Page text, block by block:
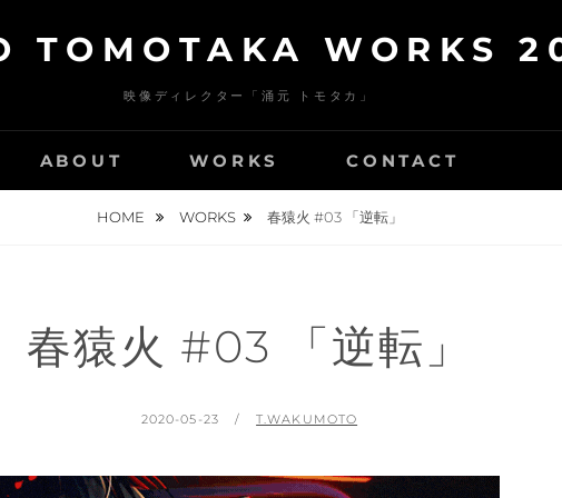
TOMOTAKA WORKS
映像ディレクター「涌元 トモタカ」
ABOUT WORKS CONTACT
HOME WORKS 春猿火 #03 「逆転」
春猿火 #03 「逆転」
POSTED
2020-05-23 BY
T.WAKUMOTO